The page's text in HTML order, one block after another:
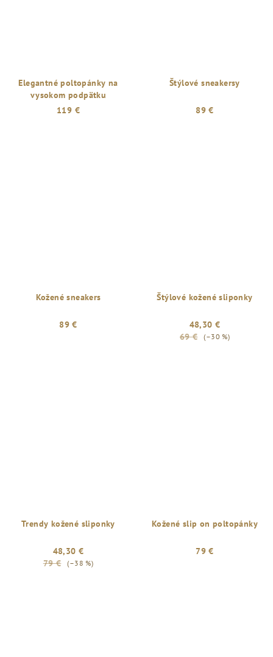
Elegantné poltopánky na
vysokom podpätku
119 €
Štýlové sneakersy
89 €
Kožené sneakers
89 €
Štýlové kožené sliponky
48,30 €
69 €
(–30 %)
Trendy kožené sliponky
48,30 €
79 €
(–38 %)
Kožené slip on poltopánky
79 €